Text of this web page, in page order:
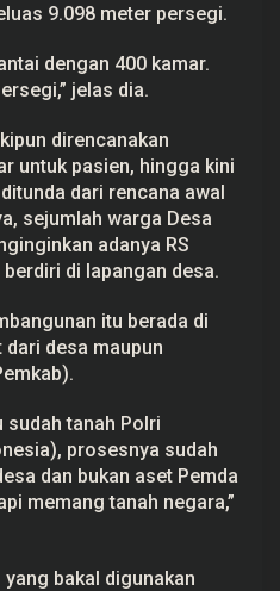
9.098 meter persegi.
dengan 400 kamar.
jelas dia.
direncanakan
untuk pasien, hingga kini
dari rencana awal
sejumlah warga Desa
adanya RS
di lapangan desa.
itu berada di
desa maupun
sudah tanah Polri
prosesnya sudah
dan bukan aset Pemda
memang tanah negara,”
bakal digunakan